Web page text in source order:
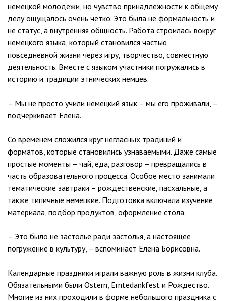
немецкой молодёжи, но чувство принадлежности к общему
делу ощущалось очень чётко. Это была не формальность и
не статус, а внутренняя общность. Работа строилась вокруг
немецкого языка, который становился частью
повседневной жизни через игру, творчество, совместную
деятельность. Вместе с языком участники погружались в
историю и традиции этнических немцев.
– Мы не просто учили немецкий язык – мы его проживали, –
подчёркивает Елена.
Со временем сложился круг негласных традиций и
форматов, которые становились узнаваемыми. Даже самые
простые моменты – чай, еда, разговор – превращались в
часть образовательного процесса. Особое место занимали
тематические завтраки – рождественские, пасхальные, а
также типичные немецкие. Подготовка включала изучение
материала, подбор продуктов, оформление стола.
– Это было не застолье ради застолья, а настоящее
погружение в культуру, – вспоминает Елена Борисовна.
Календарные праздники играли важную роль в жизни клуба.
Обязательными были Ostern, Erntedankfest и Рождество.
Многие из них проходили в форме небольшого праздника с